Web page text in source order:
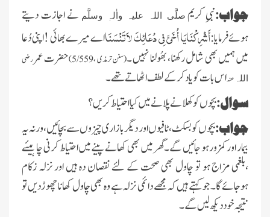
جواب:نبیِ کریم صلَّی اللہ علیہ واٰلہٖ وسلَّم نے اجازت دیتے
ہوئےفرمایا:أَشْرِكْنَايَا أُخَيَّ فِي دُعَائِكَ لاَ تَنْسَنَااے میرے بھائی !اپنی دُعا
میں ہمیں بھی شامل رکھنا، بھُولنا نہیں ۔(سنن ترمذی ،5/559) حضرت عمررضی
اللہ عنہاس بات کو یاد کر کے لطف اٹھاتے تھے۔
سوال:بچوں کو کھلانے پلانے میں کیا احتیاط کریں؟
جواب:بچوں کو بسکٹ ،ٹافیوں اور دیگر بازاری چیزوں سے بچائیں،ورنہ یہ
بیمار اور کمزور ہو جائیں گے۔گھر میں بھی کھانے پینے میں احتیاط کرنی چاہیئے
،بلغمی مزاج ہو تو چاول بھی صحت کے لئے نقصان دہ ہیں اور نزلہ زکام
ہوجائے گا۔جو کہتے ہیں کہ مجھے دائمی نزلہ ہے وہ بھی چاول کھانا چھوڑ دیں تو
نتیجہ خود دیکھ لیں گے ۔